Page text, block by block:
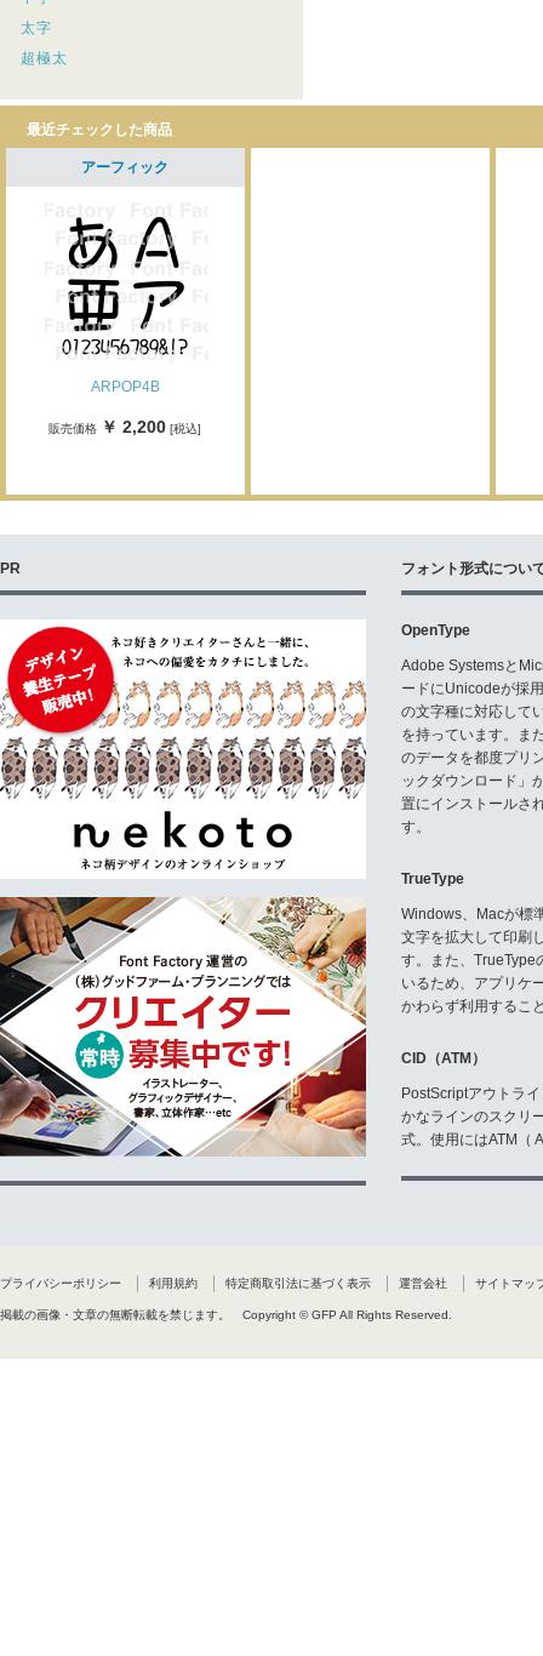
太字
超極太
最近チェックした商品
アーフィック
ARPOP4B
販売価格 ￥ 2,200 [税込]
PR フォント形式につい
OpenType
Adobe Systemsと
ードにUnicodeが採
の文字種に対応して
を持っています。ま
のデータを都度プリ
ックダウンロード」
置にインストールさ
す。
TrueType
Windows、Macが標
文字を拡大して印刷
す。また、TrueType
いるため、アプリケ
かわらず利用するこ
CID（ATM）
PostScriptアウトラ
かなラインのスクリ
式。使用にはATM（
プライバシーポリシー 利用規約 特定商取引法に基づく表示 運営会社 サイトマッ
掲載の画像・文章の無断転載を禁じます。 Copyright © GFP All Rights Reserved.